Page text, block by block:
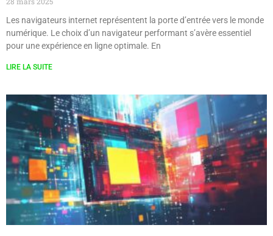
Les navigateurs internet représentent la porte d’entrée vers le monde
numérique. Le choix d’un navigateur performant s’avère essentiel
pour une expérience en ligne optimale. En
LIRE LA SUITE